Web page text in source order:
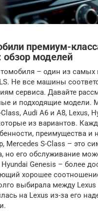
премиум-
обзор моделей
– один из
Не все машины
сервиса. Давайте
и подходящие модели.
Audi A6 и A8, Lexus,
из вариантов.
преимущества и
Mercedes S-Class – это
но его обслуживание
Genesis – более
хорошее
выбирала между Lexus
на Lexus из-за его